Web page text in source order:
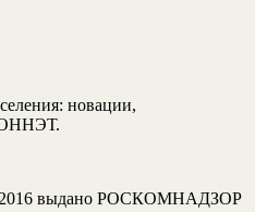
новации,
выдано РОСКОМНАДЗОР